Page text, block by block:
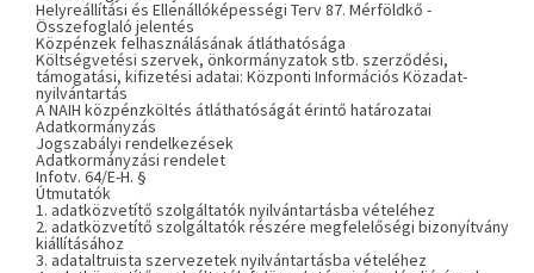
Helyreállítási és Ellenállóképességi Terv 87. Mérföldkő -
Összefoglaló jelentés
Közpénzek felhasználásának átláthatósága
Költségvetési szervek, önkormányzatok stb. szerződési,
támogatási, kifizetési adatai: Központi Információs Közadat-
nyilvántartás
A NAIH közpénzköltés átláthatóságát érintő határozatai
Adatkormányzás
Jogszabályi rendelkezések
Adatkormányzási rendelet
Infotv. 64/E-H. §
Útmutatók
1. adatközvetítő szolgáltatók nyilvántartásba vételéhez
2. adatközvetítő szolgáltatók részére megfelelőségi bizonyítvány
kiállításához
3. adataltruista szervezetek nyilvántartásba vételéhez